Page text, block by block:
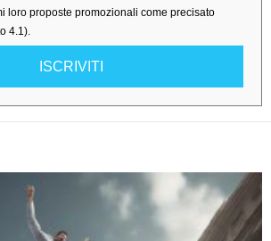
loro proposte promozionali come precisato
4.1).
ISCRIVITI